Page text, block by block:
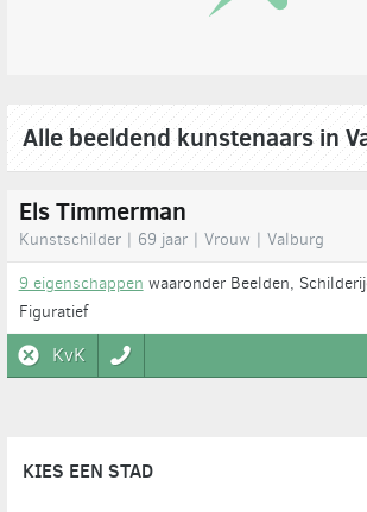
Alle beeldend kunstenaars in
Els Timmerman
Kunstschilder | 69 jaar | Vrouw | Valburg
9 eigenschappen waaronder Beelden,
Figuratief
KvK
KIES EEN STAD